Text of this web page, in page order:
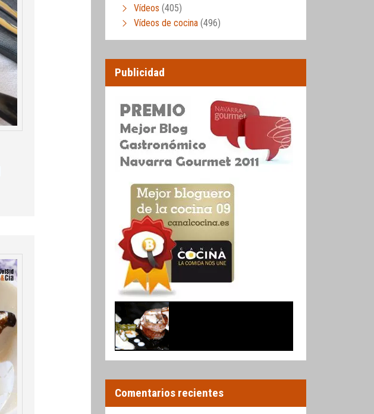
Vídeos (405)
Vídeos de cocina (496)
Publicidad
Comentarios recientes